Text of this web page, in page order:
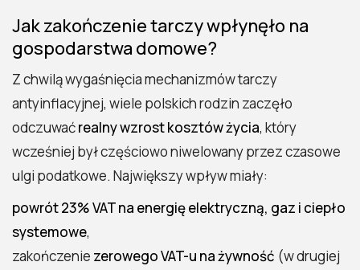
Jak zakończenie tarczy wpłynęło na
gospodarstwa domowe?
Z chwilą wygaśnięcia mechanizmów tarczy
antyinflacyjnej, wiele polskich rodzin zaczęło
odczuwaćrealny wzrost kosztów życia, który
wcześniej był częściowo niwelowany przez czasowe
ulgi podatkowe. Największy wpływ miały:
powrót 23% VAT na energię elektryczną, gaz i ciepło
systemowe,
zakończenie zerowego VAT-u na żywność (w drugiej